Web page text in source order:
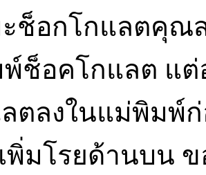
ะช็อกโกแลตคุณ
ช็อคโกแลต แต่
ตลงในแม่พิมพ์
พิ่มโรยด้านบน